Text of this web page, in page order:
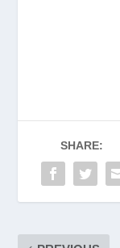
SHARE: